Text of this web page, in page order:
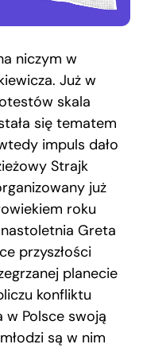
niczym w
Już w
skala
się tematem
impuls dało
Strajk
już
roku
nastoletnia Greta
przyszłości
planecie
konfliktu
w Polsce swoją
są w nim